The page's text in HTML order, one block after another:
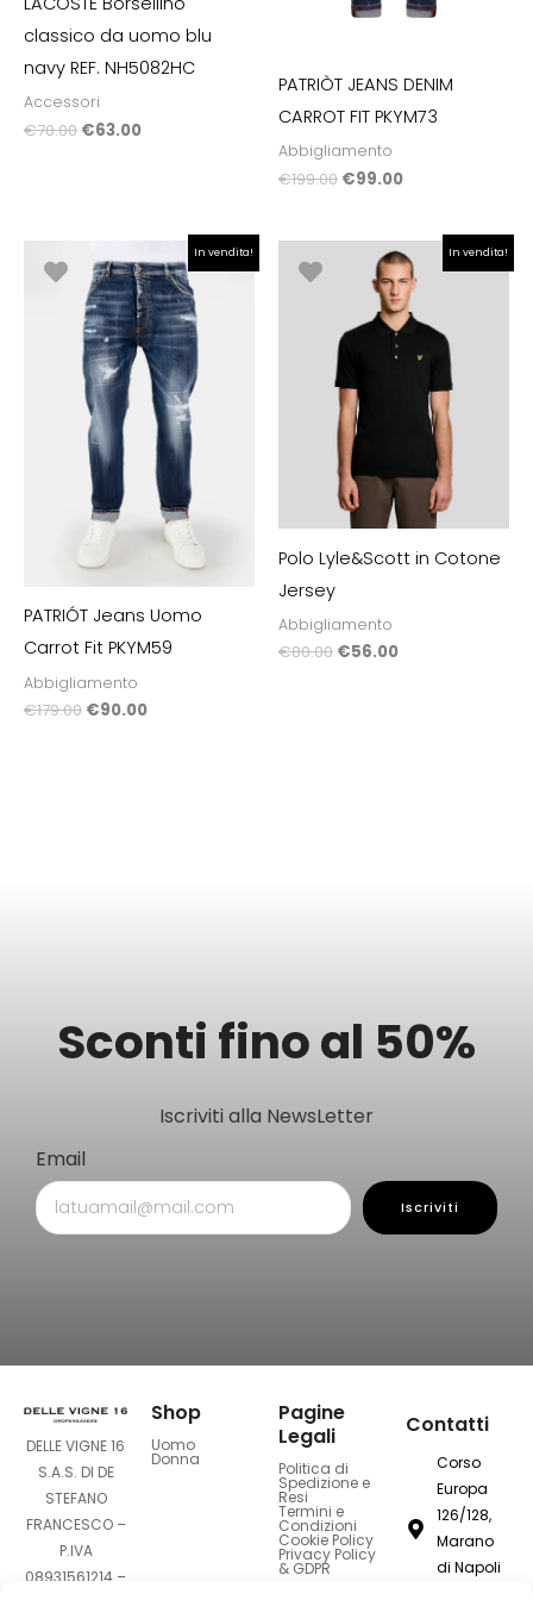
classico da uomo blu
navy REF. NH5082HC
Accessori
€70.00 €63.00
PATRIÒT JEANS DENIM
CARROT FIT PKYM73
Abbigliamento
€199.00 €99.00
In vendita!
PATRIÓT Jeans Uomo
Carrot Fit PKYM59
Abbigliamento
€179.00
prezzo
originale
era:
€179.00.
€90.00
prezzo
attuale
è:
€90.00.
In vendita!
Polo Lyle&Scott in Cotone
Jersey
Abbigliamento
€80.00
prezzo
originale
€80.00.
€56.00
Il
prezzo
attuale
è:
€56.00.
Sconti fino al 50%
Iscriviti alla NewsLetter
Email
Iscriviti
DELLE VIGNE 16
S.A.S. DI DE
STEFANO
FRANCESCO –
P.IVA
08931561214 –
Shop
Uomo
Donna
Pagine
Legali
Politica di
Spedizione e
Resi
Termini e
Condizioni
Cookie Policy
Privacy Policy
& GDPR
Contatti
Corso
Europa
126/128,
Marano
di Napoli